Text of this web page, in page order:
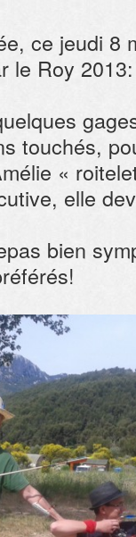
ce jeudi 8
le Roy
touchés,
«
elle
bien